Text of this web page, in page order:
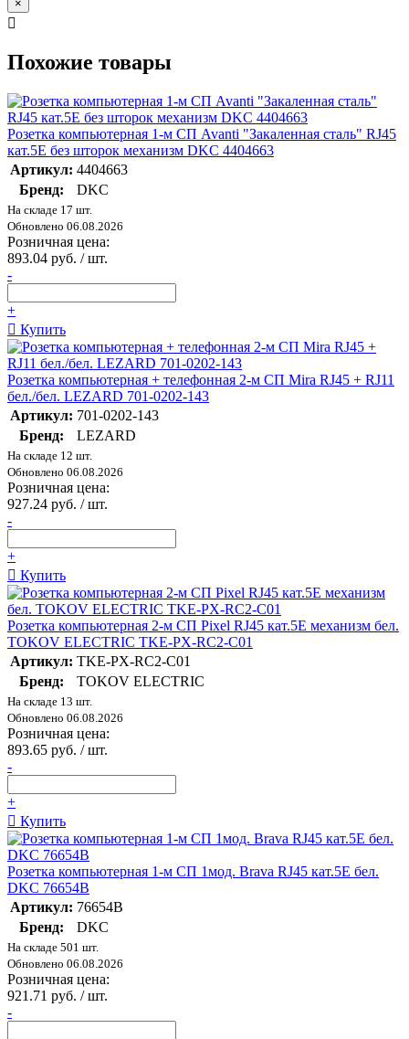
×
Похожие товары
Розетка компьютерная 1-м СП Avanti "Закаленная сталь" RJ45
кат.5E без шторок механизм DKC 4404663
Артикул: 4404663
Бренд:
DKC
На складе 17 шт.
Обновлено 06.08.2026
Розничная цена:
893.04 руб. / шт.
-
+
Купить
Розетка компьютерная + телефонная 2-м СП Mira RJ45 + RJ11
бел./бел. LEZARD 701-0202-143
Артикул: 701-0202-143
Бренд:
LEZARD
На складе 12 шт.
Обновлено 06.08.2026
Розничная цена:
927.24 руб. / шт.
-
+
Купить
Розетка компьютерная 2-м СП Pixel RJ45 кат.5E механизм бел.
TOKOV ELECTRIC TKE-PX-RC2-C01
Артикул: TKE-PX-RC2-C01
Бренд:
TOKOV ELECTRIC
На складе 13 шт.
Обновлено 06.08.2026
Розничная цена:
893.65 руб. / шт.
-
+
Купить
Розетка компьютерная 1-м СП 1мод. Brava RJ45 кат.5E бел.
DKC 76654B
Артикул: 76654B
Бренд:
DKC
На складе 501 шт.
Обновлено 06.08.2026
Розничная цена:
921.71 руб. / шт.
-